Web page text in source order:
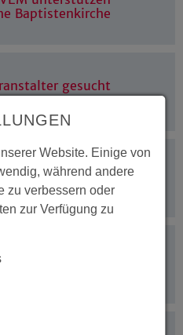
Baptistenkirche
gesucht
für Lesbos
nicht alleine lassen
Website. Einige von
während andere
zu verbessern oder
zur Verfügung zu